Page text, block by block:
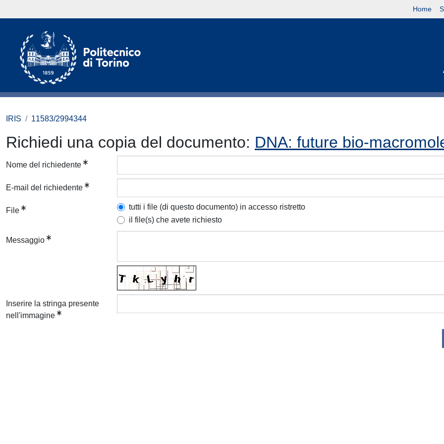
Home
IRIS 11583/2994344
Richiedi una copia del documento: DNA: future bio-
Nome del richiedente
E-mail del richiedente
File
tutti i file (di questo documento) in accesso ristretto
il file(s) che avete richiesto
Messaggio
Inserire la stringa presente
nell'immagine